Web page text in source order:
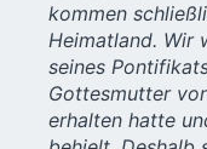
kommen
Heimatland. Wir
seines
Gottesmutter
erhalten hatte